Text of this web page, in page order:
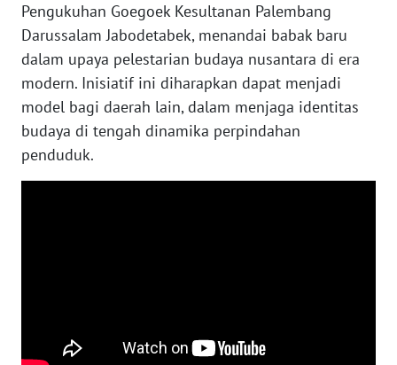
Pengukuhan Goegoek Kesultanan Palembang
Darussalam Jabodetabek, menandai babak baru
dalam upaya pelestarian budaya nusantara di era
modern. Inisiatif ini diharapkan dapat menjadi
model bagi daerah lain, dalam menjaga identitas
budaya di tengah dinamika perpindahan
penduduk.
WN
TAPANULI
SELATAN
WN
TANJUNG
LESUNG
LABUHANBATU